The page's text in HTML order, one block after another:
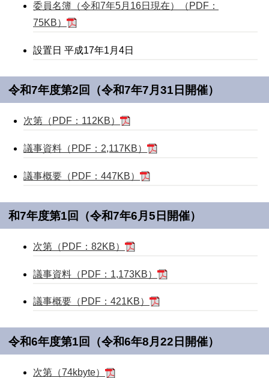
委員名簿（令和7年5月16日現在）（PDF：
75KB）
設置日 平成17年1月4日
令和7年度第2回（令和7年7月31日開催）
次第（PDF：112KB）
議事資料（PDF：2,117KB）
議事概要（PDF：447KB）
和7年度第1回（令和7年6月5日開催）
次第（PDF：82KB）
議事資料（PDF：1,173KB）
議事概要（PDF：421KB）
令和6年度第1回（令和6年8月22日開催）
次第（74kbyte）